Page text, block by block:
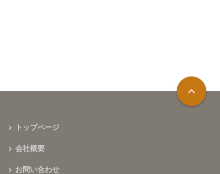
トップページ
会社概要
お問い合わせ